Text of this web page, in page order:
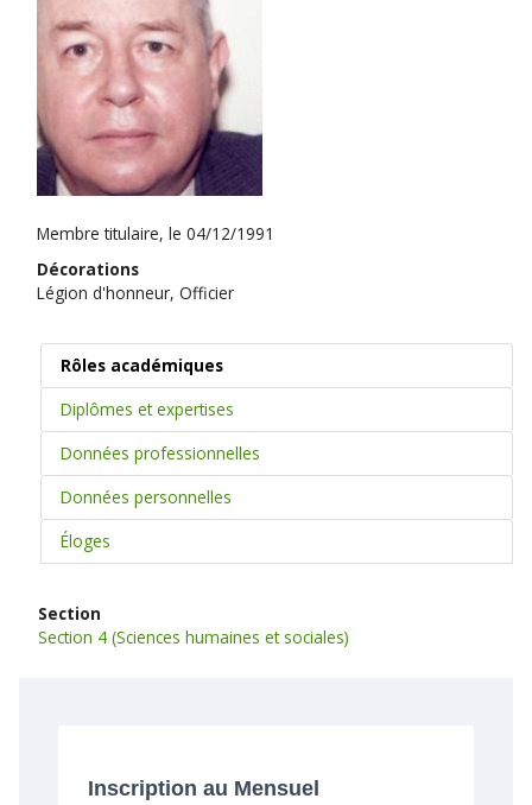
Membre titulaire, le 04/12/1991
Décorations
Légion d'honneur, Officier
Rôles académiques
Diplômes et expertises
Données professionnelles
Données personnelles
Éloges
Section
Section 4 (Sciences humaines et sociales)